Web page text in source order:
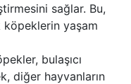
sağlar. Bu,
köpeklerin yaşam
bulaşıcı
diğer hayvanların